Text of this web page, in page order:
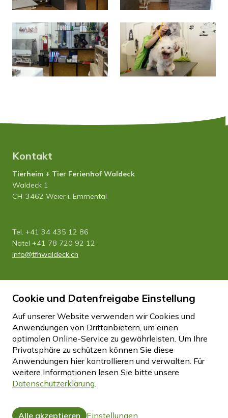
Kontakt
Tierheim + Tier Ferienhof Waldeck
Waldeck 1
CH-3462 Weier i. Emmental
Tel. +41 34 435 12 86
Natel +41 78 720 92 12
info
tfhwaldeck.ch
Impressum Datenschutz
Disclaimer
Cookie Einstellungen
Cookie und Datenfreigabe Einstellung
Auf unserer Website verwenden wir Cookies und
Anwendungen von Drittanbietern, um einen
optimalen Online-Service zu gewährleisten. Um Ihre
Privatsphäre zu schützen können Sie diese
Anwendungen hier kontrollieren und verwalten. Für
weitere Informationen lesen Sie bitte unsere
Datenschutzerklärung.
Alle akzeptieren Einstellungen